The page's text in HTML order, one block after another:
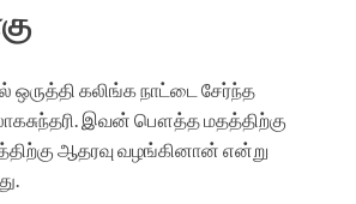
கலிங்க நாட்டை சேர்ந்த
இவன் பௌத்த மதத்திற்கு
ஆதரவு வழங்கினான் என்று